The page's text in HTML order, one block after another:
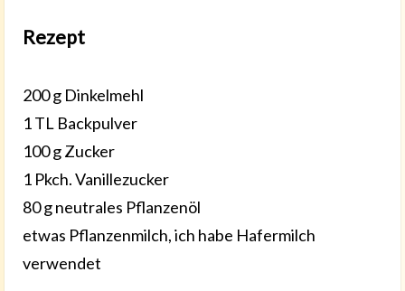
Rezept
200 g Dinkelmehl
1 TL Backpulver
100 g Zucker
1 Pkch. Vanillezucker
80 g neutrales Pflanzenöl
etwas Pflanzenmilch, ich habe Hafermilch
verwendet